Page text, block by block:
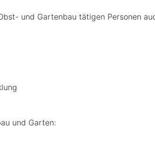
und Gartenbau tätigen Personen
und Garten: